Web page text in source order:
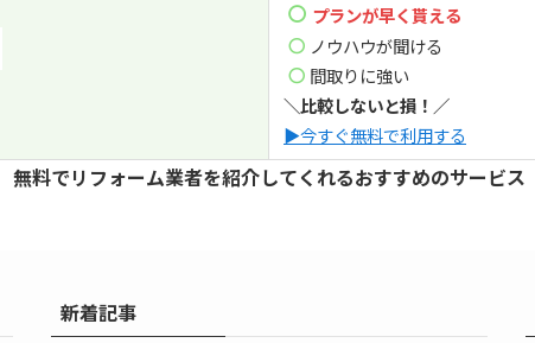
プランが早く貰える
ノウハウが聞ける
間取りに強い
＼比較しないと損！／
▶今すぐ無料で利用する
無料でリフォーム業者を紹介してくれるおすすめのサービス
新着記事